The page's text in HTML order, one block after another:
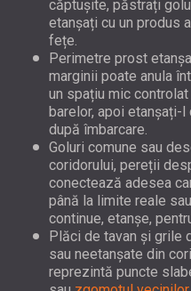
căptușite, păstrați
etanșați cu un produs
fețe.
Perimetre prost
marginii poate anula
un spațiu mic
barelor, apoi etanșați-l
după îmbarcare.
Goluri comune sau
coridorului, pereții
conectează adesea
până la limite reale
continue, etanșe,
Plăci de tavan și grile
sau neetanșate din
reprezintă puncte